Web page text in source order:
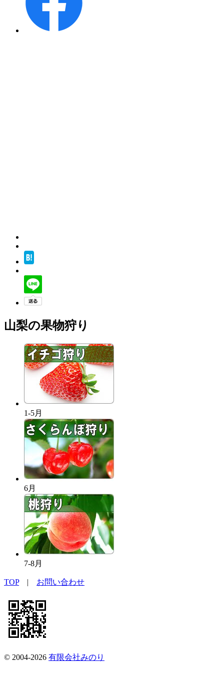
山梨の果物狩り
1-5月
6月
7-8月
TOP| お問い合わせ
© 2004-2026 有限会社みのり